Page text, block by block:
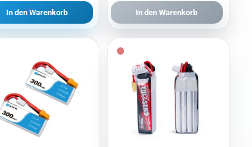
In den Warenkorb In den Warenkorb